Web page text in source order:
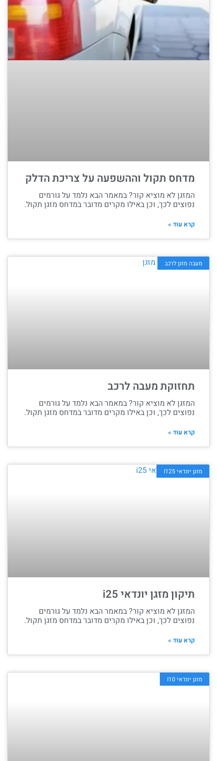
מדחס תקול וההשפעה על צריכת הדלק
המזגן לא מוציא קור? במאמר הבא נלמד על גורמים
נפוצים לכך, וכן באילו מקרים מדובר במדחס מזגן תקול.
קרא עוד »
מעבה מזגן לרכב
תחזוקת מעבה לרכב
המזגן לא מוציא קור? במאמר הבא נלמד על גורמים
נפוצים לכך, וכן באילו מקרים מדובר במדחס מזגן תקול.
קרא עוד »
מזגן יונדאי I125
תיקון מזגן יונדאי i25
המזגן לא מוציא קור? במאמר הבא נלמד על גורמים
נפוצים לכך, וכן באילו מקרים מדובר במדחס מזגן תקול.
קרא עוד »
מזגן יונדאי I10